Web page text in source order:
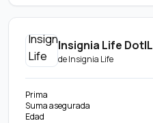
Insignia Life DotIL
deInsignia Life
Prima
Suma asegurada
Edad